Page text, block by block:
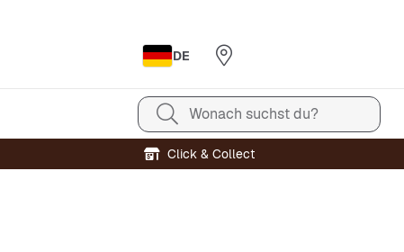
DE
Wonach suchst du?
Click & Collect